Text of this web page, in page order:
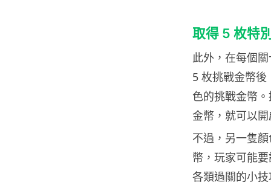
取得 5 枚特
此外，在每個
5 枚挑戰金幣
色的挑戰金幣
金幣，就可以
不過，另一隻
幣，玩家可能
各類過關的小